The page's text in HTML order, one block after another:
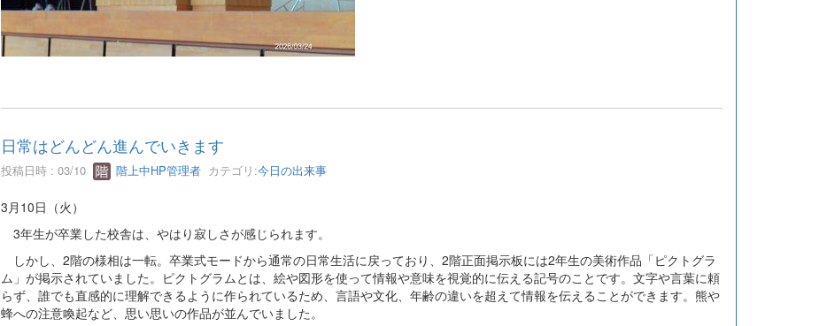
日常はどんどん進んでいきます
投稿日時 : 03/10 階上中HP管理者カテゴリ:今日の出来事
3月10日（火）
3年生が卒業した校舎は、やはり寂しさが感じられます。
しかし、2階の様相は一転。卒業式モードから通常の日常生活に戻っており、2階正面掲示板には2年生の美術作品「ピクトグラ
ム」が掲示されていました。ピクトグラムとは、絵や図形を使って情報や意味を視覚的に伝える記号のことです。文字や言葉に頼
らず、誰でも直感的に理解できるように作られているため、言語や文化、年齢の違いを超えて情報を伝えることができます。熊や
蜂への注意喚起など、思い思いの作品が並んでいました。